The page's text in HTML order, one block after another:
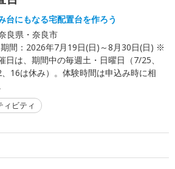
台にもなる宅配置台を作ろう
良県・奈良市
期間： 2026年7月19日(日)～8月30日(日) ※
日は、期間中の毎週土・日曜日（7/25、
16は休み）。体験時間は申込み時に相
ィビティ